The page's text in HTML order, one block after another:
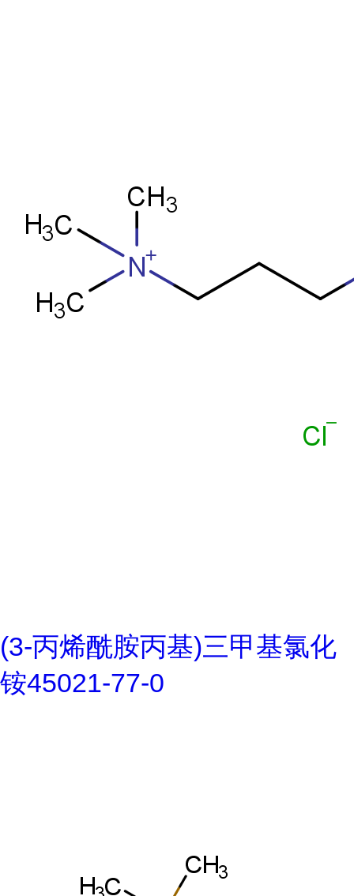
(3-丙烯酰胺丙基)三甲基氯化
铵45021-77-0